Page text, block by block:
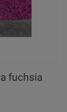
fuchsia